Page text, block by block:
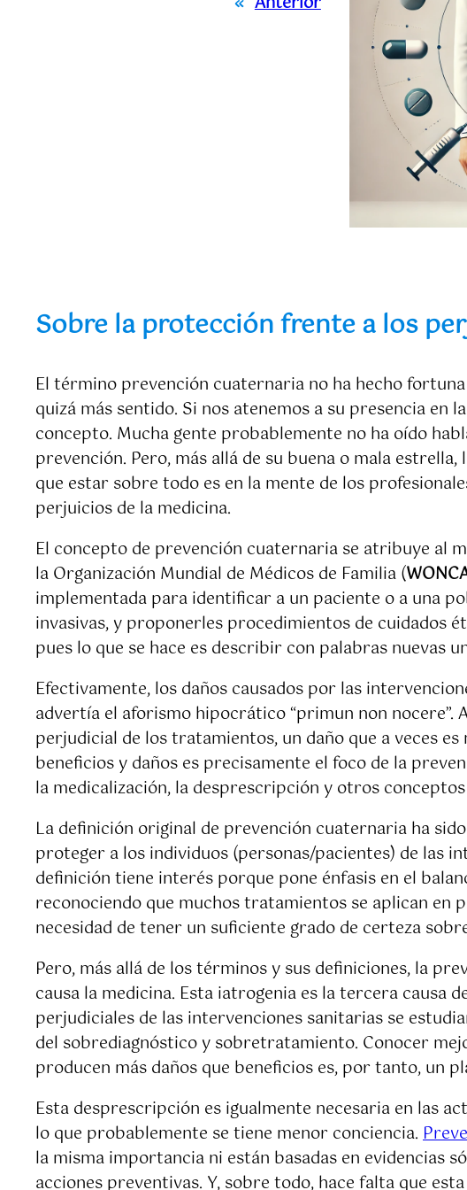
Sobre la protección frente a los
El término prevención cuaternaria no ha hecho
quizá más sentido. Si nos atenemos a su presencia
concepto. Mucha gente probablemente no ha oído
prevención. Pero, más allá de su buena o mala
que estar sobre todo es en la mente de los
perjuicios de la medicina.
El concepto de prevención cuaternaria se atribuye al
la Organización Mundial de Médicos de Familia (
implementada para identificar a un paciente o a una
invasivas, y proponerles procedimientos de cuidados
pues lo que se hace es describir con palabras nuevas
Efectivamente, los daños causados por las
advertía el aforismo hipocrático “primun non nocere”.
perjudicial de los tratamientos, un daño que a veces
beneficios y daños es precisamente el foco de la
la medicalización, la desprescripción y otros conceptos
La definición original de prevención cuaternaria ha sido
proteger a los individuos (personas/pacientes) de las
definición tiene interés porque pone énfasis en el
reconociendo que muchos tratamientos se aplican en
necesidad de tener un suficiente grado de certeza
Pero, más allá de los términos y sus definiciones, la
causa la medicina. Esta iatrogenia es la tercera causa
perjudiciales de las intervenciones sanitarias se
del sobrediagnóstico y sobretratamiento. Conocer
producen más daños que beneficios es, por tanto, un
Esta desprescripción es igualmente necesaria en las
lo que probablemente se tiene menor conciencia.
la misma importancia ni están basadas en evidencias
acciones preventivas. Y, sobre todo, hace falta que